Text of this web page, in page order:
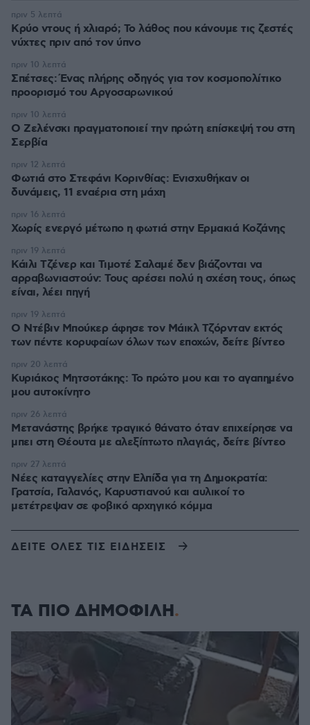
Κρύο ντους ή χλιαρό; Το λάθος που κάνουμε τις ζεστές
νύχτες πριν από τον ύπνο
πριν 5 λεπτά
Σπέτσες: Ένας πλήρης οδηγός για τον κοσμοπολίτικο
προορισμό του Αργοσαρωνικού
πριν 10 λεπτά
Ο Ζελένσκι πραγματοποιεί την πρώτη επίσκεψή του στη
Σερβία
πριν 10 λεπτά
Φωτιά στο Στεφάνι Κορινθίας: Ενισχυθήκαν οι
δυνάμεις, 11 εναέρια στη μάχη
πριν 12 λεπτά
Χωρίς ενεργό μέτωπο η φωτιά στην Ερμακιά Κοζάνης
πριν 16 λεπτά
Κάιλι Τζένερ και Τιμοτέ Σαλαμέ δεν βιάζονται να
αρραβωνιαστούν: Τους αρέσει πολύ η σχέση τους, όπως
είναι, λέει πηγή
πριν 19 λεπτά
Ο Ντέβιν Μπούκερ άφησε τον Μάικλ Τζόρνταν εκτός
των πέντε κορυφαίων όλων των εποχών, δείτε βίντεο
πριν 19 λεπτά
Κυριάκος Μητσοτάκης: Το πρώτο μου και το αγαπημένο
μου αυτοκίνητο
πριν 20 λεπτά
Μετανάστης βρήκε τραγικό θάνατο όταν επιχείρησε να
μπει στη Θέουτα με αλεξίπτωτο πλαγιάς, δείτε βίντεο
πριν 26 λεπτά
Νέες καταγγελίες στην Ελπίδα για τη Δημοκρατία:
Γρατσία, Γαλανός, Καρυστιανού και αυλικοί το
μετέτρεψαν σε φοβικό αρχηγικό κόμμα
πριν 27 λεπτά
ΔΕΙΤΕ ΟΛΕΣ ΤΙΣ ΕΙΔΗΣΕΙΣ
ΤΑ ΠΙΟ ΔΗΜΟΦΙΛΗ